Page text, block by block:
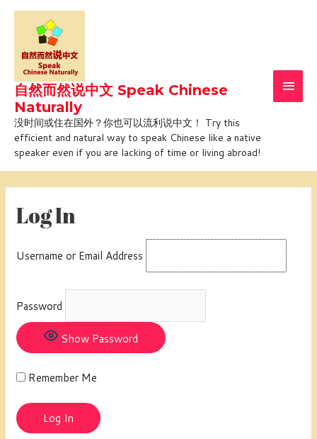
Skip
content
自然而然说中文 Speak Chinese
Naturally
没时间或住在国外？你也可以流利说中文！ Try this
efficient and natural way to speak Chinese like a native
speaker even if you are lacking of time or living abroad!
Log In
Username or Email Address
Password
Show Password
Remember Me